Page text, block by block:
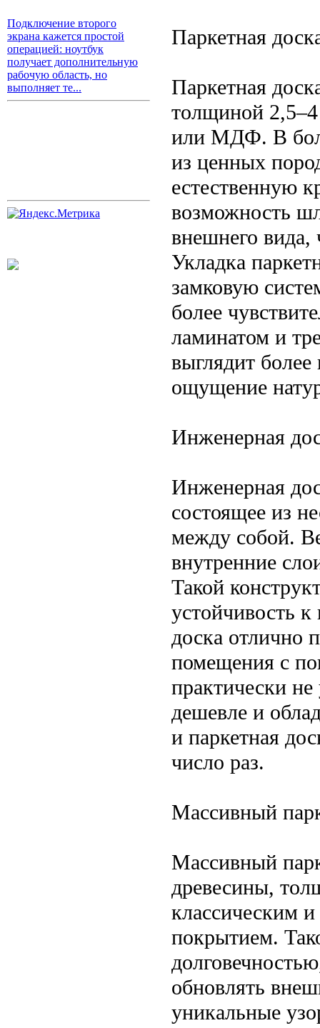
Подключение второго
экрана кажется простой
операцией: ноутбук
получает дополнительную
рабочую область, но
выполняет те...
Паркетная
Паркетная
толщиной
или МДФ. В
из ценных
естественную
возможность
внешнего вида,
Укладка
замковую
более
ламинатом и
выглядит более
ощущение
Инженерная
Инженерная
состоящее из
между собой.
внутренние
Такой
устойчивость
доска отлично
помещения с
практически
дешевле и
и паркетная
число раз.
Массивный
Массивный
древесины,
классическим
покрытием.
обновлять
уникальные